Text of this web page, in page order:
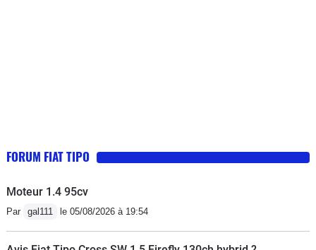
ville, il faut tabler sur un bon 9.5-10
USB, jantes alu 16 pouces). Je reste
FORUM FIAT TIPO
Moteur 1.4 95cv
Par gal111 le 05/08/2026 à 19:54